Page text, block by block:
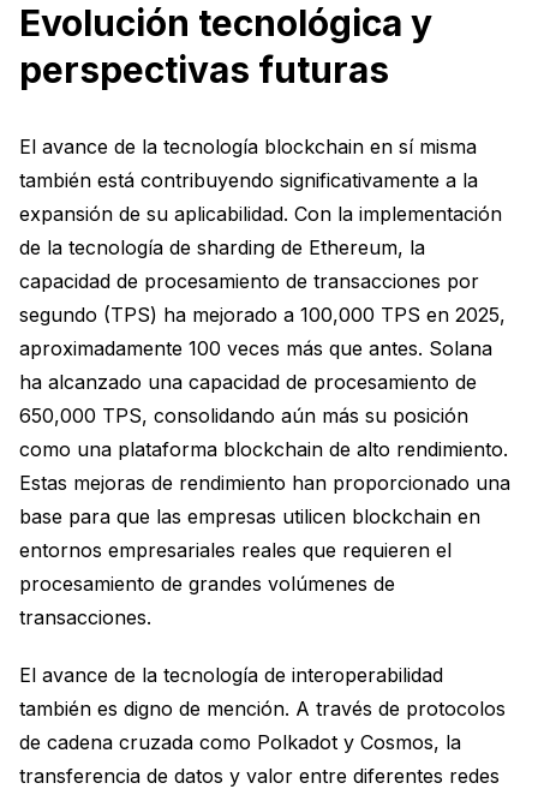
Evolución tecnológica y
perspectivas futuras
El avance de la tecnología blockchain en sí misma
también está contribuyendo significativamente a la
expansión de su aplicabilidad. Con la implementación
de la tecnología de sharding de Ethereum, la
capacidad de procesamiento de transacciones por
segundo (TPS) ha mejorado a 100,000 TPS en 2025,
aproximadamente 100 veces más que antes. Solana
ha alcanzado una capacidad de procesamiento de
650,000 TPS, consolidando aún más su posición
como una plataforma blockchain de alto rendimiento.
Estas mejoras de rendimiento han proporcionado una
base para que las empresas utilicen blockchain en
entornos empresariales reales que requieren el
procesamiento de grandes volúmenes de
transacciones.
El avance de la tecnología de interoperabilidad
también es digno de mención. A través de protocolos
de cadena cruzada como Polkadot y Cosmos, la
transferencia de datos y valor entre diferentes redes